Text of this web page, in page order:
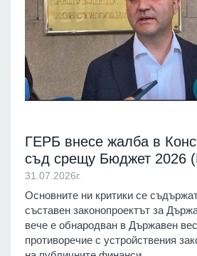
ГЕРБ внесе жалба в
съд срещу Бюджет 2026
31.07.2026г.
Основните ни критики се
съставен законопроектът за
вече е обнародван в Държавен
противоречие с устройствения